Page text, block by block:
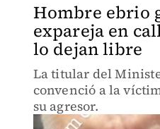
Hombre ebrio
expareja en
lo dejan libre
La titular del
convenció a la
su agresor.